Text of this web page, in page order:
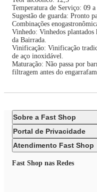
Temperatura de Serviço: 09 a
Sugestão de guarda: Pronto
Combinações
Vinhedo: Vinhedos plantados
da Bairrada.
Vinificação: Vinificação
de aço inoxidável.
Maturação: Não passa por
filtragem antes do
Sobre a Fast Shop
Portal de Privacidade
Atendimento Fast Shop
Fast Shop nas Redes